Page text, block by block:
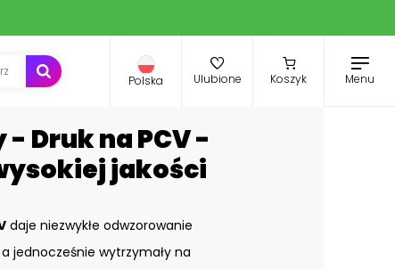
Polska Ulubione Koszyk Menu
Druk na PCV -
jakości
daje niezwykłe odwzorowanie
a jednocześnie wytrzymały na